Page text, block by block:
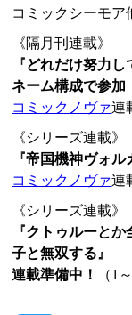
コミックシーモア
《隔月刊連載》
『どれだけ努力
ネーム構成で参加
コミックノヴァ連
《シリーズ連載》
『帝国機神ヴォ
コミックノヴァ連
《シリーズ連載》
『クトゥルーと
子と無双する』
連載準備中！
（1